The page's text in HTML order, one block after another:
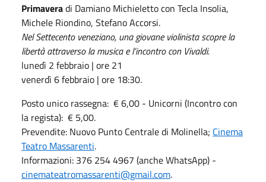
Primaveradi Damiano Michieletto con Tecla Insolia,
Michele Riondino, Stefano Accorsi.
Nel Settecento veneziano, una giovane violinista scopre la
libertà attraverso la musica e l’incontro con Vivaldi.
lunedì 2 febbraio | ore 21
venerdì 6 febbraio | ore 18:30.
Posto unico rassegna: € 6,00 - Unicorni (Incontro con
la regista): € 5,00.
Prevendite: Nuovo Punto Centrale di Molinella; Cinema
Teatro Massarenti.
Informazioni: 376 254 4967 (anche WhatsApp) -
cinemateatromassarenti@gmail.com.